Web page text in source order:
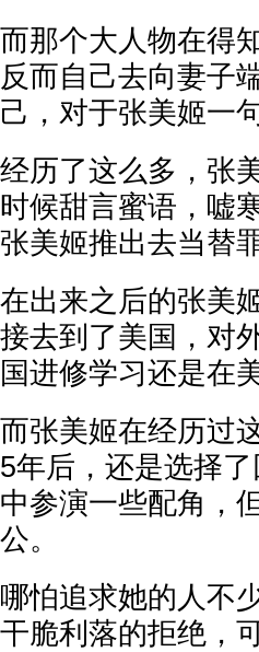
而那个大人物在得
反而自己去向妻子
己，对于张美姬一
经历了这么多，张
时候甜言蜜语，嘘
张美姬推出去当替
在出来之后的张美
接去到了美国，对
国进修学习还是在
而张美姬在经历过
5年后，还是选择
中参演一些配角，
公。
哪怕追求她的人不
干脆利落的拒绝，